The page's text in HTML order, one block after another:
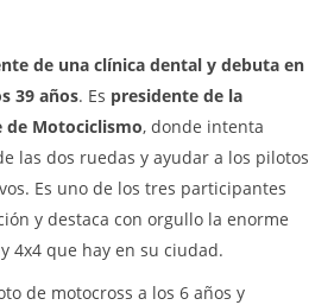
de una clínica dental y debuta en
39 años. Es presidente de la
de Motociclismo, donde intenta
las dos ruedas y ayudar a los pilotos
Es uno de los tres participantes
y destaca con orgullo la enorme
4x4 que hay en su ciudad.
de motocross a los 6 años y